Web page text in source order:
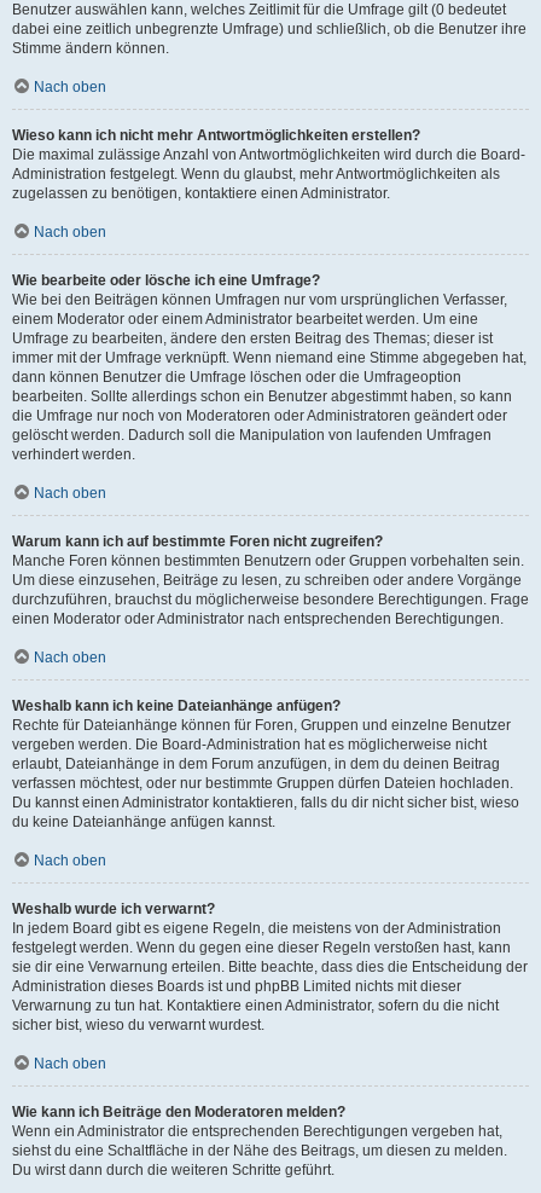
Benutzer auswählen kann, welches Zeitlimit für die Umfrage gilt (0 bedeutet
dabei eine zeitlich unbegrenzte Umfrage) und schließlich, ob die Benutzer ihre
Stimme ändern können.
Nach oben
Wieso kann ich nicht mehr Antwortmöglichkeiten erstellen?
Die maximal zulässige Anzahl von Antwortmöglichkeiten wird durch die Board-
Administration festgelegt. Wenn du glaubst, mehr Antwortmöglichkeiten als
zugelassen zu benötigen, kontaktiere einen Administrator.
Nach oben
Wie bearbeite oder lösche ich eine Umfrage?
Wie bei den Beiträgen können Umfragen nur vom ursprünglichen Verfasser,
einem Moderator oder einem Administrator bearbeitet werden. Um eine
Umfrage zu bearbeiten, ändere den ersten Beitrag des Themas; dieser ist
immer mit der Umfrage verknüpft. Wenn niemand eine Stimme abgegeben hat,
dann können Benutzer die Umfrage löschen oder die Umfrageoption
bearbeiten. Sollte allerdings schon ein Benutzer abgestimmt haben, so kann
die Umfrage nur noch von Moderatoren oder Administratoren geändert oder
gelöscht werden. Dadurch soll die Manipulation von laufenden Umfragen
verhindert werden.
Nach oben
Warum kann ich auf bestimmte Foren nicht zugreifen?
Manche Foren können bestimmten Benutzern oder Gruppen vorbehalten sein.
Um diese einzusehen, Beiträge zu lesen, zu schreiben oder andere Vorgänge
durchzuführen, brauchst du möglicherweise besondere Berechtigungen. Frage
einen Moderator oder Administrator nach entsprechenden Berechtigungen.
Nach oben
Weshalb kann ich keine Dateianhänge anfügen?
Rechte für Dateianhänge können für Foren, Gruppen und einzelne Benutzer
vergeben werden. Die Board-Administration hat es möglicherweise nicht
erlaubt, Dateianhänge in dem Forum anzufügen, in dem du deinen Beitrag
verfassen möchtest, oder nur bestimmte Gruppen dürfen Dateien hochladen.
Du kannst einen Administrator kontaktieren, falls du dir nicht sicher bist, wieso
du keine Dateianhänge anfügen kannst.
Nach oben
Weshalb wurde ich verwarnt?
In jedem Board gibt es eigene Regeln, die meistens von der Administration
festgelegt werden. Wenn du gegen eine dieser Regeln verstoßen hast, kann
sie dir eine Verwarnung erteilen. Bitte beachte, dass dies die Entscheidung der
Administration dieses Boards ist und phpBB Limited nichts mit dieser
Verwarnung zu tun hat. Kontaktiere einen Administrator, sofern du die nicht
sicher bist, wieso du verwarnt wurdest.
Nach oben
Wie kann ich Beiträge den Moderatoren melden?
Wenn ein Administrator die entsprechenden Berechtigungen vergeben hat,
siehst du eine Schaltfläche in der Nähe des Beitrags, um diesen zu melden.
Du wirst dann durch die weiteren Schritte geführt.